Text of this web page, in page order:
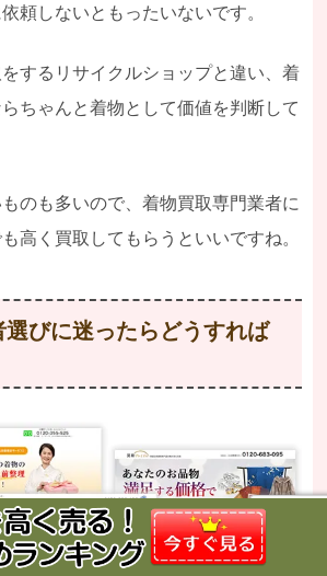
頼しないともったいないです。
するリサイクルショップと違い、着
ちゃんと着物として価値を判断して
のも多いので、着物買取専門業者に
高く買取してもらうといいですね。
びに迷ったらどうすれば